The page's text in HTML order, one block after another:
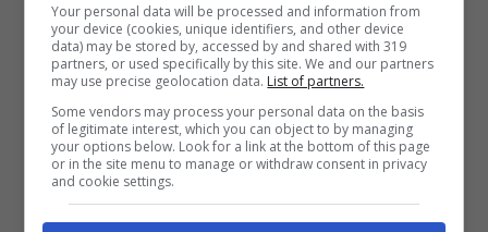
Your personal data will be processed and information from
your device (cookies, unique identifiers, and other device
data) may be stored by, accessed by and shared with 319
partners, or used specifically by this site. We and our partners
may use precise geolocation data. List of partners.
Some vendors may process your personal data on the basis
of legitimate interest, which you can object to by managing
your options below. Look for a link at the bottom of this page
or in the site menu to manage or withdraw consent in privacy
and cookie settings.